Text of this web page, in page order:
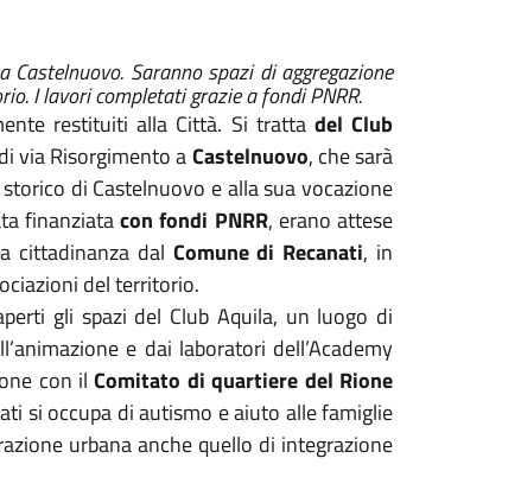
Saranno spazi di aggregazione
I lavori completati grazie a fondi PNRR.
restituiti alla Città. Si tratta del Club
via Risorgimento aCastelnuovo, che sarà
di Castelnuovo e alla sua vocazione
finanziatacon fondi PNRR, erano attese
cittadinanza dal Comune di Recanati, in
del territorio.
gli spazi del Club Aquila, un luogo di
e dai laboratori dell’Academy
con ilComitato di quartiere del Rione
si occupa di autismo e aiuto alle famiglie
urbana anche quello di integrazione